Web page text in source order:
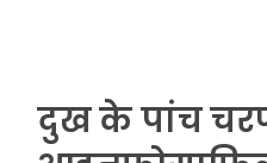
दुख के पांच